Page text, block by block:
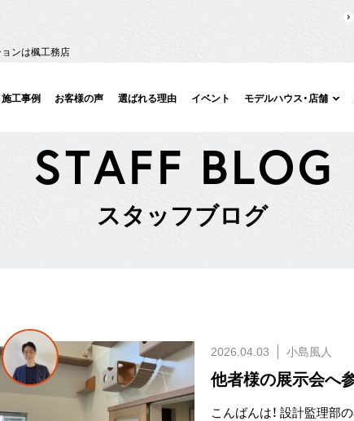
ョンは楓工務店
施工事例 お客様の声 選ばれる理由 イベント モデルハウス・店舗
STAFF BLOG
スタッフブログ
2026.04.03 小島風人
他者様の展示会へ参
こんばんは！ 設計監理部